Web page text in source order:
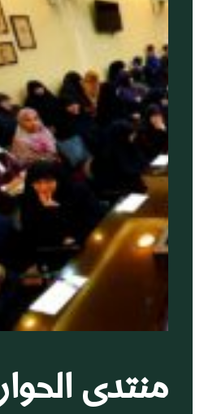
منتدى الحوار